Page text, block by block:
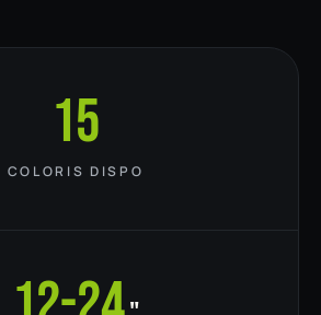
15
COLORIS DISPO